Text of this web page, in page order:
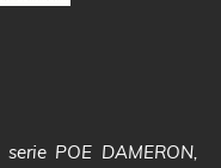
POE DAMERON,